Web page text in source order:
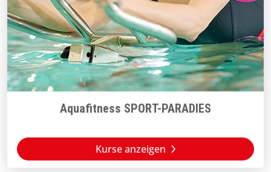
Aquafitness SPORT-PARADIES
Kurse anzeigen